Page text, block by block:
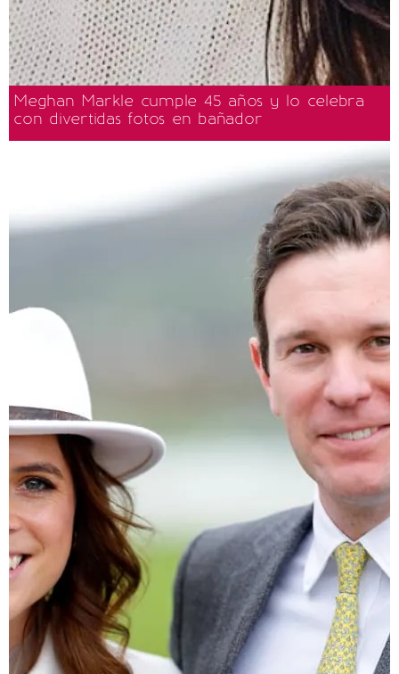
Meghan Markle cumple 45 años y lo celebra
con divertidas fotos en bañador